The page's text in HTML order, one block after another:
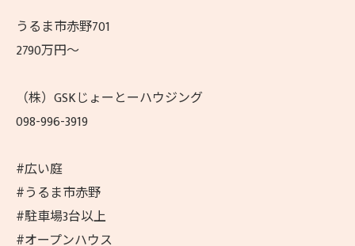
うるま市赤野701
2790万円〜
（株）GSKじょーとーハウジング
098-996-3919
#広い庭
#うるま市赤野
#駐車場3台以上
#オープンハウス